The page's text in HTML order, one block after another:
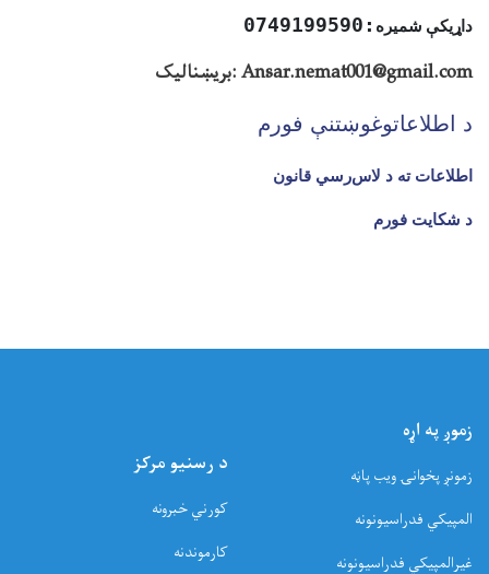
داړیکې شمیره :0749199590
Ansar.nemat001@gmail.com :بریښنالیک
د اطلاعاتوغوښتنې فورم
اطلاعات ته د لاس‌رسي قانون
د شکایت فورم
زموږ په اړه
زمونږ پخوانۍ ویب پاڼه
المپیکي فدراسیونونه
غیرالمپیکي فدراسیونونه
د رسنیو مرکز
کورني خبرونه
کارموندنه